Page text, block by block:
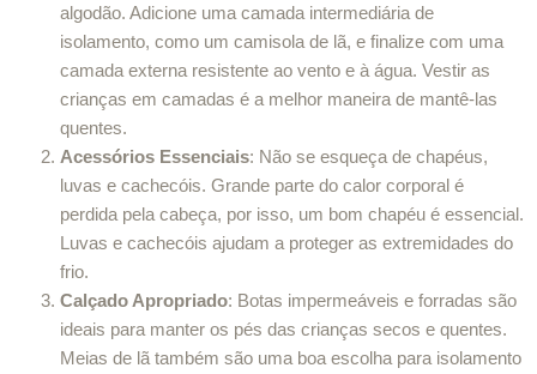
algodão. Adicione uma camada intermediária de
isolamento, como um camisola de lã, e finalize com uma
camada externa resistente ao vento e à água. Vestir as
crianças em camadas é a melhor maneira de mantê-las
quentes.
Acessórios Essenciais: Não se esqueça de chapéus,
luvas e cachecóis. Grande parte do calor corporal é
perdida pela cabeça, por isso, um bom chapéu é essencial.
Luvas e cachecóis ajudam a proteger as extremidades do
frio.
Calçado Apropriado: Botas impermeáveis e forradas são
ideais para manter os pés das crianças secos e quentes.
Meias de lã também são uma boa escolha para isolamento